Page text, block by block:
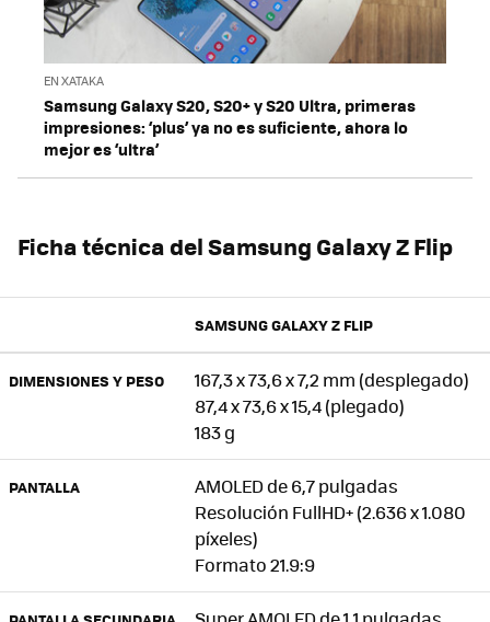
EN XATAKA
Samsung Galaxy S20, S20+ y S20 Ultra, primeras
impresiones: ‘plus’ ya no es suficiente, ahora lo
mejor es ‘ultra’
Ficha técnica del Samsung Galaxy Z Flip
SAMSUNG GALAXY Z FLIP
DIMENSIONES Y PESO
167,3 x 73,6 x 7,2 mm (desplegado)
87,4 x 73,6 x 15,4 (plegado)
183 g
PANTALLA
AMOLED de 6,7 pulgadas
Resolución FullHD+ (2.636 x 1.080
píxeles)
Formato 21.9:9